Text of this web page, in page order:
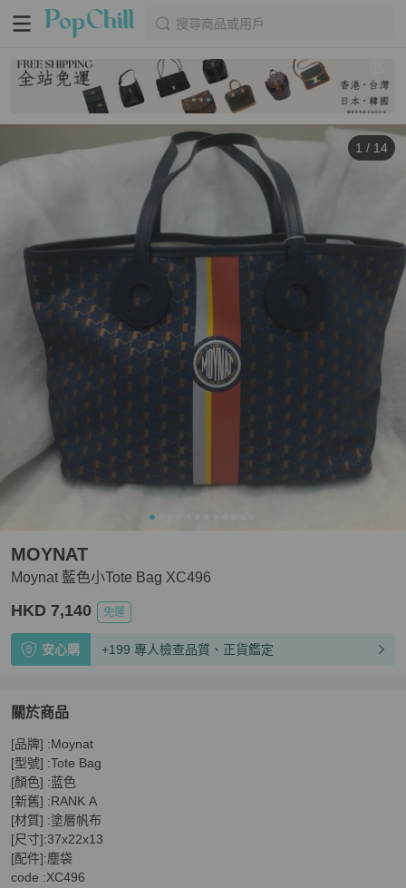
搜尋商品或用戶
1 / 14
Moynat 藍色小Tote Bag XC496
MOYNAT
HKD 7,140 免運
安心購 +199 專人檢查品質、正貨鑑定
關於商品
關於Moynat 藍色小Tote Bag XC496
[品牌] :Moynat
[型號] :Tote Bag
[顏色] :蓝色
[新舊] :RANK A
[材質] :塗層帆布
[尺寸]:37x22x13
[配件]:塵袋
code :XC496